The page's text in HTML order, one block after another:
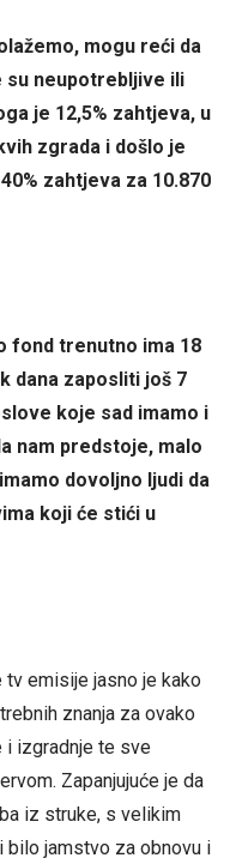
mogu reći da
su neupotrebljive ili
je 12,5% zahtjeva, u
zgrada i došlo je
zahtjeva za 10.870
fond trenutno ima 18
dana zaposliti još 7
koje sad imamo i
nam predstoje, malo
dovoljno ljudi da
koji će stići u
emisije jasno je kako
znanja za ovako
i izgradnje te sve
Zapanjujuće je da
iz struke, s velikim
bilo jamstvo za obnovu i